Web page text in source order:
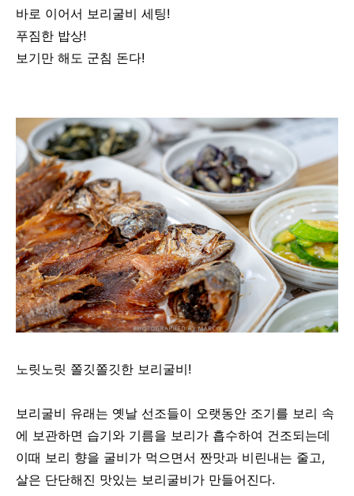
바로 이어서 보리굴비 세팅!
푸짐한 밥상!
보기만 해도 군침 돈다!
노릿노릿 쫄깃쫄깃한 보리굴비!
보리굴비 유래는 옛날 선조들이 오랫동안 조기를 보리 속
에 보관하면 습기와 기름을 보리가 흡수하여 건조되는데
이때 보리 향을 굴비가 먹으면서 짠맛과 비린내는 줄고,
살은 단단해진 맛있는 보리굴비가 만들어진다.